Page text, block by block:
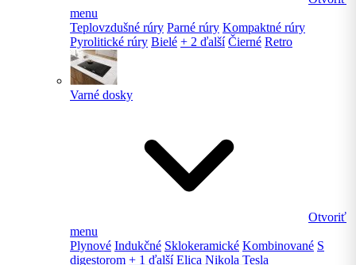
menu
Teplovzdušné rúry Parné rúry Kompaktné rúry
Pyrolitické rúry Bielé + 2 ďalší Čierné Retro
Varné dosky
Otvoriť
menu
Plynové Indukčné Sklokeramické Kombinované S
digestorom + 1 ďalší Elica Nikola Tesla